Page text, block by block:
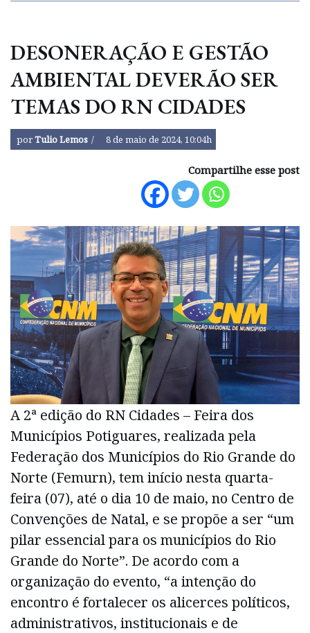
DESONERAÇÃO E GESTÃO
AMBIENTAL DEVERÃO SER
TEMAS DO RN CIDADES
porTulio Lemos 8 de maio de 2024, 10:04h
Compartilhe esse post
A 2ª edição do RN Cidades – Feira dos
Municípios Potiguares, realizada pela
Federação dos Municípios do Rio Grande do
Norte (Femurn), tem início nesta quarta-
feira (07), até o dia 10 de maio, no Centro de
Convenções de Natal, e se propõe a ser “um
pilar essencial para os municípios do Rio
Grande do Norte”. De acordo com a
organização do evento, “a intenção do
encontro é fortalecer os alicerces políticos,
administrativos, institucionais e de